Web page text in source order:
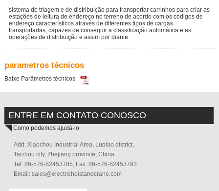
sistema de triagem e de distribuição para transportar carrinhos para criar as
estações de leitura de endereço no terreno de acordo com os códigos de
endereço característicos através de diferentes tipos de cargas
transportadas, capazes de conseguir a classificação automática e as
operações de distribuição e assim por diante.
parametros técnicos
Baixe Parâmetros técnicos
ENTRE EM CONTATO CONOSCO
Como podemos ajudá-lo
Add: Xiaochou Industrial Area, Luqiao district,
Taizhou city, Zhejiang province, China
Tel: 86-576-82453785, Fax: 86-576-82453793
Email: sales@electrichoistandcrane.com